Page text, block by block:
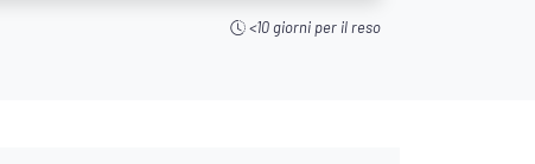
<10 giorni per il reso